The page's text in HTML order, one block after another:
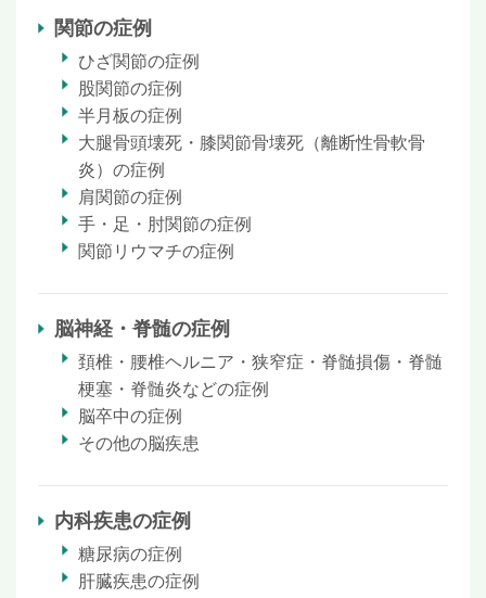
関節の症例
ひざ関節の症例
股関節の症例
半月板の症例
大腿骨頭壊死・膝関節骨壊死（離断性骨軟骨
炎）の症例
肩関節の症例
手・足・肘関節の症例
関節リウマチの症例
脳神経・脊髄の症例
頚椎・腰椎ヘルニア・狭窄症・脊髄損傷・脊髄
梗塞・脊髄炎などの症例
脳卒中の症例
その他の脳疾患
内科疾患の症例
糖尿病の症例
肝臓疾患の症例